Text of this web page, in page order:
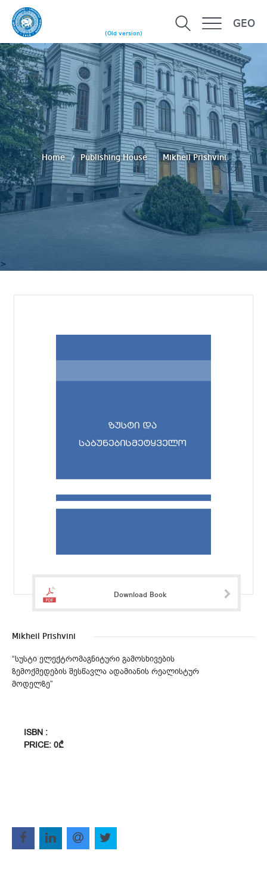
(Old version)
GEO
>
Home Publishing House Mikheil Prishvini
Download Book
Mikheil Prishvini
“სუსტი ელექტრომაგნიტური გამოსხივების
ზემოქმედების შესწავლა ადამიანის რეალისტურ
მოდელზე”
ISBN :
PRICE: 0₾